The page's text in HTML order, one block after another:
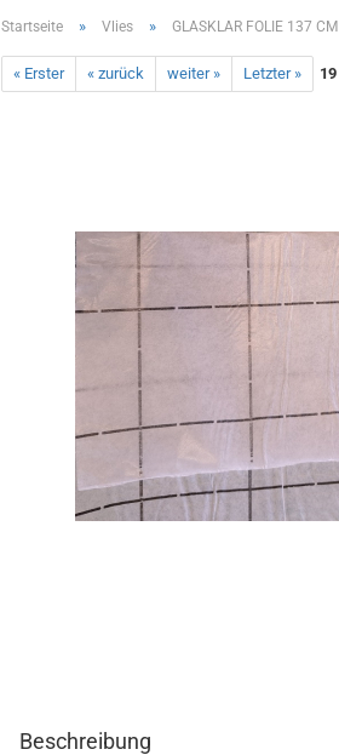
Startseite » Vlies » GLASKLAR FOLIE 137
« Erster « zurück weiter » Letzter » 19
Beschreibung